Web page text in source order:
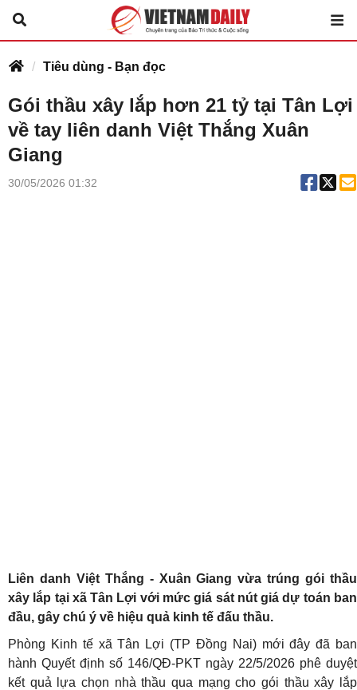
Tiêu dùng - Bạn đọc
Gói thầu xây lắp hơn 21 tỷ tại Tân Lợi
về tay liên danh Việt Thắng Xuân
Giang
30/05/2026 01:32
Liên danh Việt Thắng - Xuân Giang vừa trúng gói thầu
xây lắp tại xã Tân Lợi với mức giá sát nút giá dự toán ban
đầu, gây chú ý về hiệu quả kinh tế đấu thầu.
Phòng Kinh tế xã Tân Lợi (TP Đồng Nai) mới đây đã ban
hành Quyết định số 146/QĐ-PKT ngày 22/5/2026 phê duyệt
kết quả lựa chọn nhà thầu qua mạng cho gói thầu xây lắp